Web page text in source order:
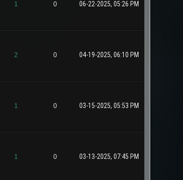
1 0 06-22-2025, 05:26 PM
2 0 04-19-2025, 06:10 PM
1 0 03-15-2025, 05:53 PM
1 0 03-13-2025, 07:45 PM